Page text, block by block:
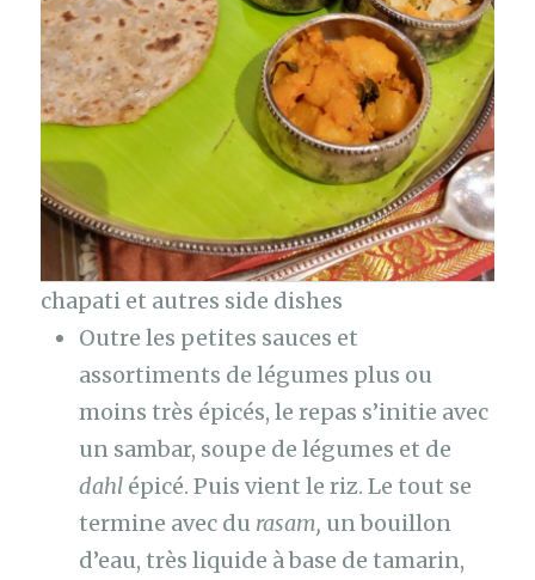
chapati et autres side dishes
Outre les petites sauces et
assortiments de légumes plus ou
moins très épicés, le repas s’initie avec
un sambar, soupe de légumes et de
dahlépicé. Puis vient le riz. Le tout se
termine avec du rasam, un bouillon
d’eau, très liquide à base de tamarin,